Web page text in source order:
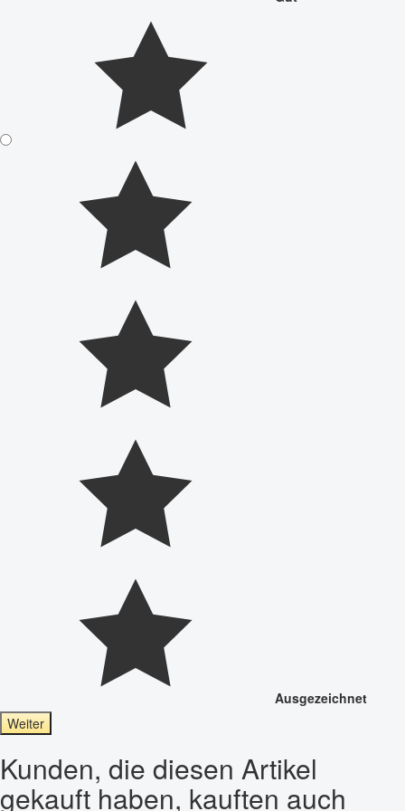
Ausgezeichnet
Weiter
Kunden, die diesen Artikel
gekauft haben, kauften auch